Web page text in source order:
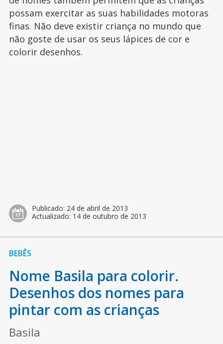
possam exercitar as suas habilidades motoras
finas. Não deve existir criança no mundo que
não goste de usar os seus lápices de cor e
colorir desenhos.
Publicado: 24 de abril de 2013
Actualizado: 14 de outubro de 2013
BEBÊS
Nome Basila para colorir.
Desenhos dos nomes para
pintar com as crianças
Basila